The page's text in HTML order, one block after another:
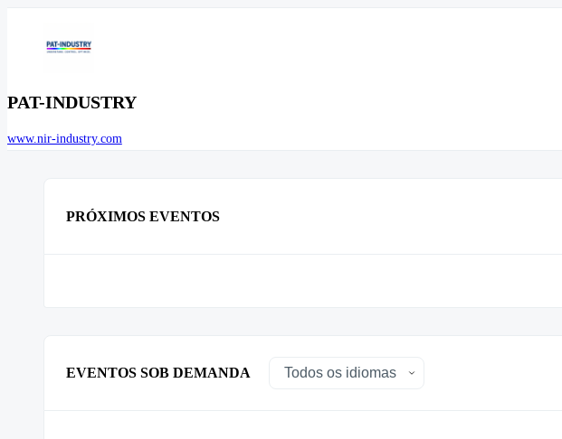
PAT-INDUSTRY
www.nir-industry.com
PRÓXIMOS EVENTOS
EVENTOS SOB DEMANDA